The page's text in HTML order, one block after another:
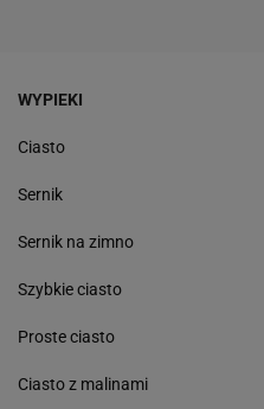
WYPIEKI
Ciasto
Sernik
Sernik na zimno
Szybkie ciasto
Proste ciasto
Ciasto z malinami